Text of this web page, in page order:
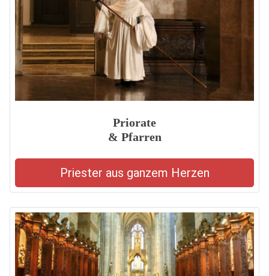
Priorate
& Pfarren
Priester aus ganzem Herzen